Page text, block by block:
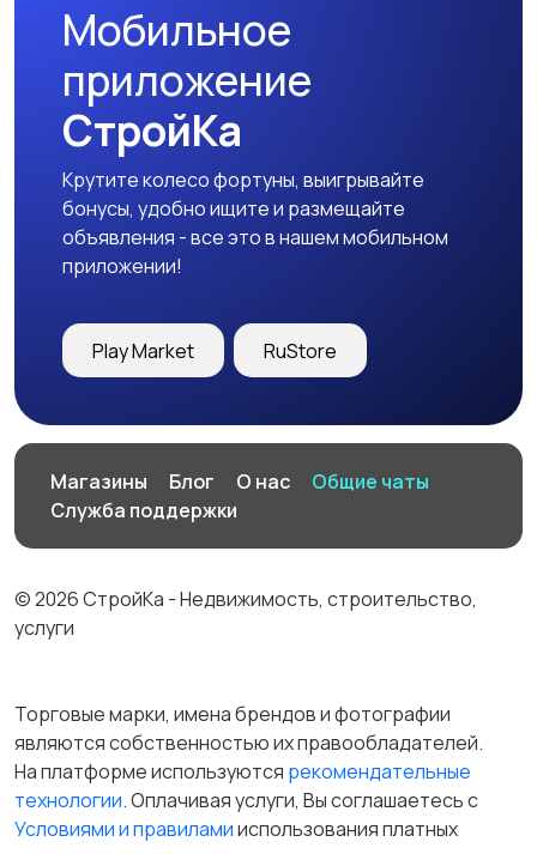
Мобильное
приложение
СтройКа
Крутите колесо фортуны, выигрывайте
бонусы, удобно ищите и размещайте
объявления - все это в нашем мобильном
приложении!
Play Market RuStore
Магазины Блог О нас
Общие чаты
Служба поддержки
© 2026 СтройКа - Недвижимость, строительство,
услуги
Торговые марки, имена брендов и фотографии
являются собственностью их правообладателей.
На платформе используются рекомендательные
технологии. Оплачивая услуги, Вы соглашаетесь c
Условиями и правиламииспользования платных